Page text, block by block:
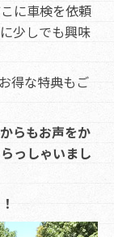
に車検を依頼
少しでも興味
得な特典もご
らもお声をか
っしゃいまし